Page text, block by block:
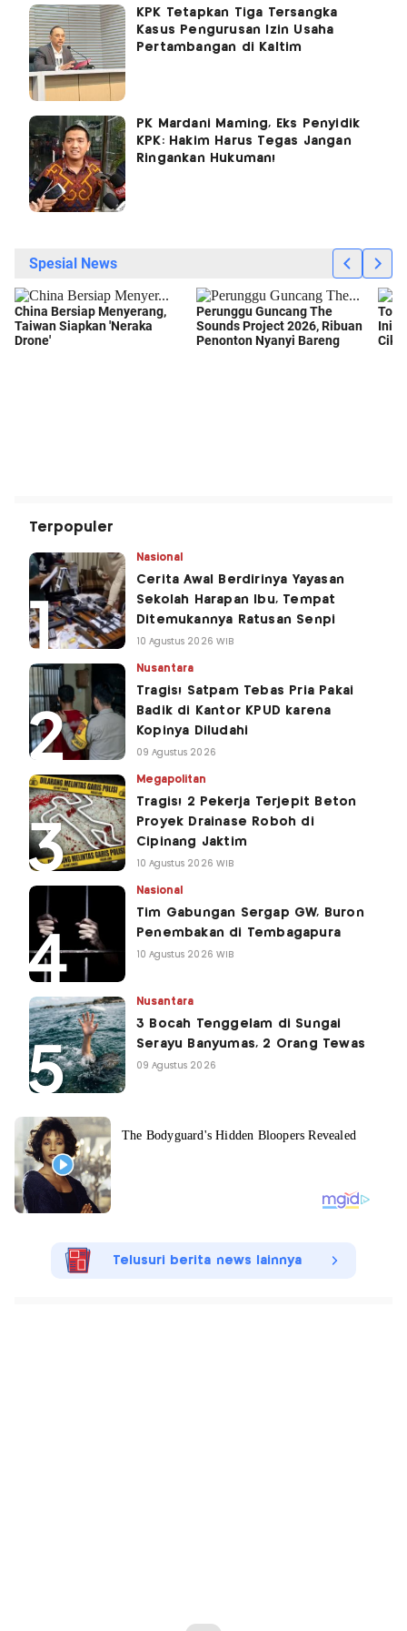
KPK Tetapkan Tiga Tersangka
Kasus Pengurusan Izin Usaha
Pertambangan di Kaltim
PK Mardani Maming, Eks Penyidik
KPK: Hakim Harus Tegas Jangan
Ringankan Hukuman!
Terpopuler
Nasional
Cerita Awal Berdirinya Yayasan
Sekolah Harapan Ibu, Tempat
Ditemukannya Ratusan Senpi
10 Agustus 2026 WIB
Nusantara
Tragis! Satpam Tebas Pria Pakai
Badik di Kantor KPUD karena
Kopinya Diludahi
09 Agustus 2026
Megapolitan
Tragis! 2 Pekerja Terjepit Beton
Proyek Drainase Roboh di
Cipinang Jaktim
10 Agustus 2026 WIB
Nasional
Tim Gabungan Sergap GW, Buron
Penembakan di Tembagapura
10 Agustus 2026 WIB
Nusantara
3 Bocah Tenggelam di Sungai
Serayu Banyumas, 2 Orang Tewas
09 Agustus 2026
Telusuri berita news lainnya